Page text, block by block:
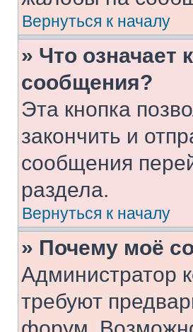
Вернуться к началу
» Что означает
сообщения?
Эта кнопка
закончить и
сообщения
раздела.
Вернуться к началу
» Почему моё
Администратор
требуют